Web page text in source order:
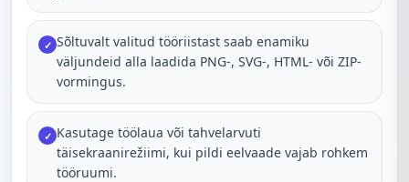
✓ Sõltuvalt valitud tööriistast saab enamiku
väljundeid alla laadida PNG-, SVG-, HTML- või ZIP-
vormingus.
✓ Kasutage töölaua või tahvelarvuti
täisekraanirežiimi, kui pildi eelvaade vajab rohkem
tööruumi.